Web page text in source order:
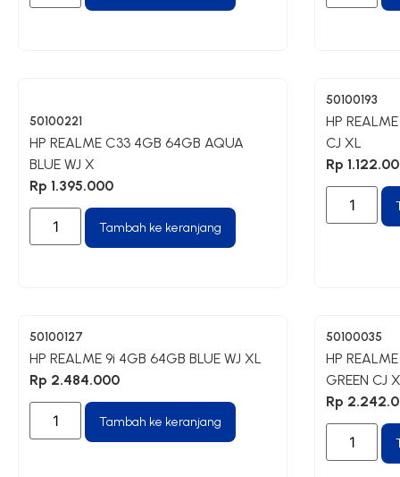
50100221
HP REALME C33 4GB 64GB AQUA
BLUE WJ X
Rp 1.395.000
Tambah ke keranjang
50100193
HP
CJ XL
Rp
50100127
HP REALME 9i 4GB 64GB BLUE WJ XL
Rp 2.484.000
Tambah ke keranjang
50100035
HP
GREEN CJ
Rp